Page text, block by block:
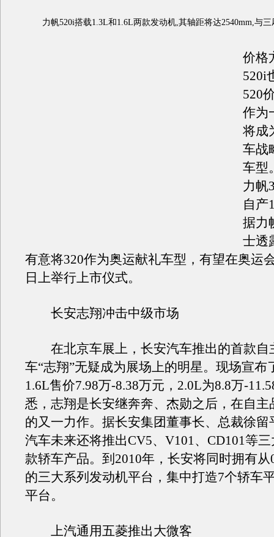
力帆520i搭载1.3L和1.6L两款发动机,其轴距将达2540mm,与三
价格
520i
520
作为
将成
车战
车型
力帆
自产
据力
士透
有意将320作为奥运献礼车型，有望在奥运
日上举行上市仪式。
长安志翔冲击中级市场
在北京车展上，长安汽车推出的首款自
车“志翔”无疑成为展场上的明星。现场宣布
1.6L售价7.98万-8.38万元，2.0L为8.8万-
悉，志翔是长安继奔奔、杰勋之后，在自主
的又一力作。据长安集团董事长、总裁徐留
汽车未来还将推出CV5、V101、CD101等
款轿车产品。到2010年，长安将同时拥有从
的三大系列发动机平台，集中打造7个轿车
平台。
上汽通用五菱推出大微客